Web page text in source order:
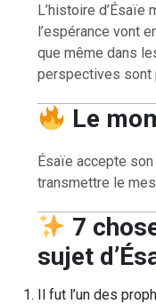
L’histoire d’Ésaïe
l’espérance vont
que même dans
perspectives sont
Le
Ésaïe accepte
transmettre le
7
sujet
Il fut l’un des